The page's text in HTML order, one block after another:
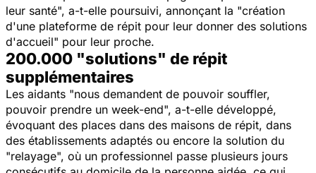
leur santé", a-t-elle poursuivi, annonçant la "création
d'une plateforme de répit pour leur donner des solutions
d'accueil" pour leur proche.
200.000 "solutions" de répit
supplémentaires
Les aidants "nous demandent de pouvoir souffler,
pouvoir prendre un week-end", a-t-elle développé,
évoquant des places dans des maisons de répit, dans
des établissements adaptés ou encore la solution du
"relayage", où un professionnel passe plusieurs jours